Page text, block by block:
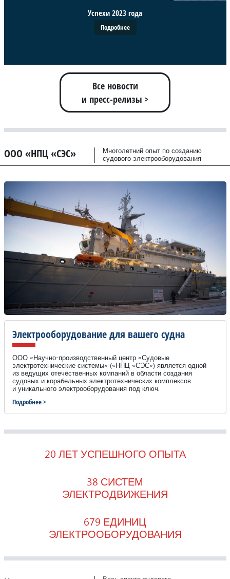
Успехи 2023 года
Подробнее
Все новости
и пресс-релизы >
ООО «НПЦ «СЭС»
Многолетний опыт по созданию
судового электрооборудования
Электрооборудование для вашего судна
ООО «Научно-производственный центр «Судовые
электротехнические системы» («НПЦ «СЭС») является одной
из ведущих отечественных компаний в области создания
судовых и корабельных электротехнических комплексов
и уникального электрооборудования под ключ.
Подробнее >
20 ЛЕТ УСПЕШНОГО ОПЫТА
38 СИСТЕМ
ЭЛЕКТРОДВИЖЕНИЯ
679 ЕДИНИЦ
ЭЛЕКТРООБОРУДОВАНИЯ